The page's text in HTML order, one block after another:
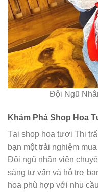
Đội Ngũ
Khám Phá Shop Hoa
Tại shop hoa tươi Thị
bạn một trải nghiệm
Đội ngũ nhân viên
sàng tư vấn và hỗ trợ
hoa phù hợp với nhu